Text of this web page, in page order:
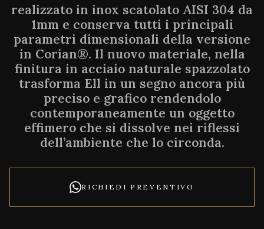
realizzato in inox scatolato AISI 304 da
1mm e conserva tutti i principali
parametri dimensionali della versione
in Corian®. Il nuovo materiale, nella
finitura in acciaio naturale spazzolato
trasforma Ell in un segno ancora più
preciso e grafico rendendolo
contemporaneamente un oggetto
effimero che si dissolve nei riflessi
dell’ambiente che lo circonda.
RICHIEDI PREVENTIVO